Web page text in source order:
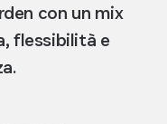
con un mix
flessibilità e